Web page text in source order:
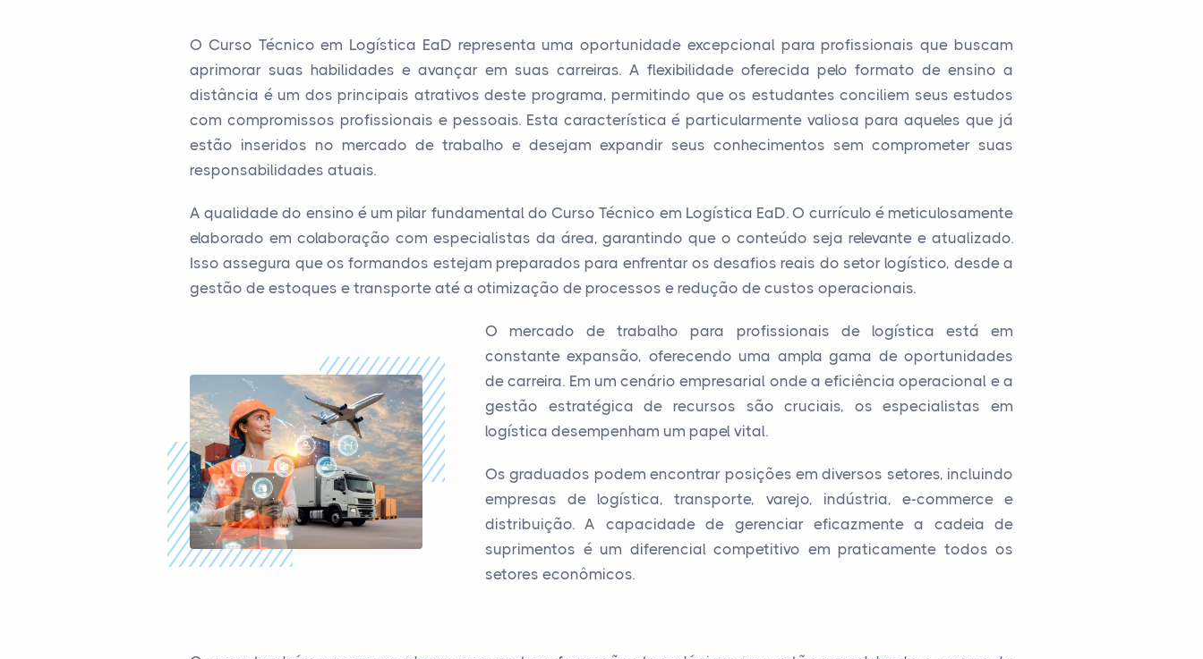
O Curso Técnico em Logística EaD representa uma oportunidade excepcional para profissionais que buscam
aprimorar suas habilidades e avançar em suas carreiras. A flexibilidade oferecida pelo formato de ensino a
distância é um dos principais atrativos deste programa, permitindo que os estudantes conciliem seus estudos
com compromissos profissionais e pessoais. Esta característica é particularmente valiosa para aqueles que já
estão inseridos no mercado de trabalho e desejam expandir seus conhecimentos sem comprometer suas
responsabilidades atuais.
A qualidade do ensino é um pilar fundamental do Curso Técnico em Logística EaD. O currículo é meticulosamente
elaborado em colaboração com especialistas da área, garantindo que o conteúdo seja relevante e atualizado.
Isso assegura que os formandos estejam preparados para enfrentar os desafios reais do setor logístico, desde a
gestão de estoques e transporte até a otimização de processos e redução de custos operacionais.
O mercado de trabalho para profissionais de logística está em
constante expansão, oferecendo uma ampla gama de oportunidades
de carreira. Em um cenário empresarial onde a eficiência operacional e a
gestão estratégica de recursos são cruciais, os especialistas em
logística desempenham um papel vital.
Os graduados podem encontrar posições em diversos setores, incluindo
empresas de logística, transporte, varejo, indústria, e-commerce e
distribuição. A capacidade de gerenciar eficazmente a cadeia de
suprimentos é um diferencial competitivo em praticamente todos os
setores econômicos.